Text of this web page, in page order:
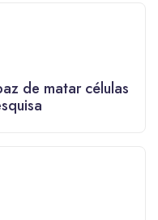
de matar células